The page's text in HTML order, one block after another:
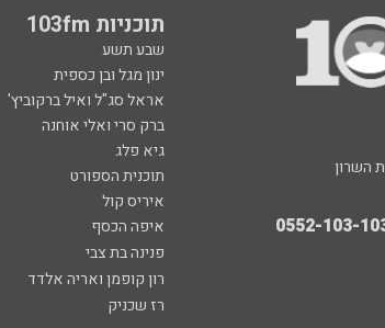
תוכניות 103fm
שבע תשע
ינון מגל ובן כספית
אראל סג"ל ואיל ברקוביץ'
ברק סרי ואלי אוחנה
גיא פלג
תוכנית הספורט
איריס קול
איפה הכסף
פנינה בת צבי
רון קופמן ואריה אלדד
רז שכניק